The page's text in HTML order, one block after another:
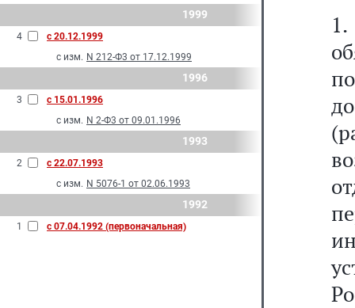
1999
4
с 20.12.1999
с изм. N 212-Ф3 от 17.12.1999
1996
3
с 15.01.1996
с изм. N 2-Ф3 от 09.01.1996
1993
2
с 22.07.1993
с изм. N 5076-1 от 02.06.1993
1992
1 с 07.04.1992 (первоначальная)